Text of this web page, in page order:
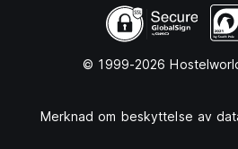
© 1999-2026
Merknad om beskyttelse av